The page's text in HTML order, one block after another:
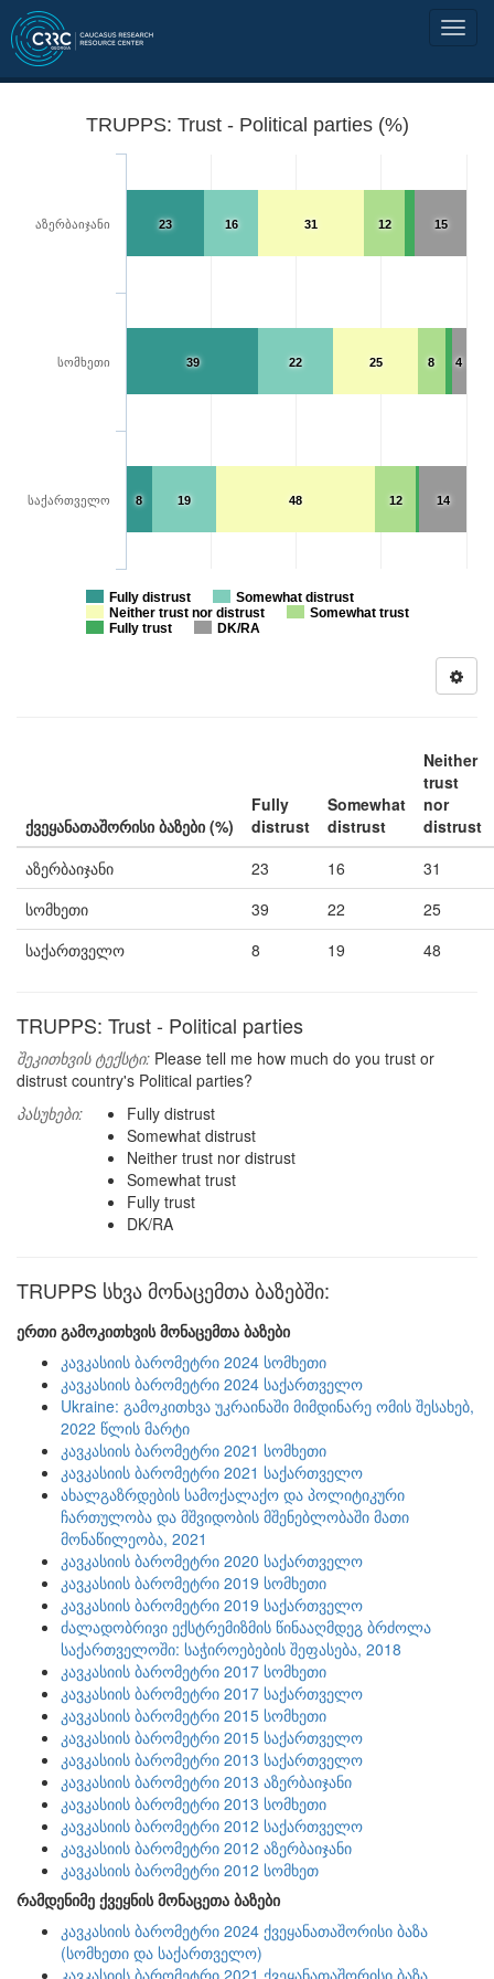
TRUPPS: Trust - Political parties (%)
15
4
14
12
8
12
31
25
48
16
22
19
23
39
8
Fully distrust
Somewhat distrust
Neither trust nor distrust
Somewhat trust
Fully trust
DK/RA
აზერბაიჯანი
სომხეთი
საქართველო
ქვეყანათაშორისი ბაზები (%)
Fully
distrust
Somewhat
distrust
Neither
trust
nor
distrust
აზერბაიჯანი
23 16
31
სომხეთი
39 22
25
საქართველო
8 19 48
TRUPPS: Trust - Political parties
შეკითხვის ტექსტი: Please tell me how much do you trust or
distrust country's Political parties?
პასუხები:
Fully distrust
Somewhat distrust
Neither trust nor distrust
Somewhat trust
Fully trust
DK/RA
TRUPPS სხვა მონაცემთა ბაზებში:
ერთი გამოკითხვის მონაცემთა ბაზები
კავკასიის ბარომეტრი 2024 სომხეთი
კავკასიის ბარომეტრი 2024 საქართველო
Ukraine: გამოკითხვა უკრაინაში მიმდინარე ომის შესახებ,
2022 წლის მარტი
კავკასიის ბარომეტრი 2021 სომხეთი
კავკასიის ბარომეტრი 2021 საქართველო
ახალგაზრდების სამოქალაქო და პოლიტიკური
ჩართულობა და მშვიდობის მშენებლობაში მათი
მონაწილეობა, 2021
კავკასიის ბარომეტრი 2020 საქართველო
კავკასიის ბარომეტრი 2019 სომხეთი
კავკასიის ბარომეტრი 2019 საქართველო
ძალადობრივი ექსტრემიზმის წინააღმდეგ ბრძოლა
საქართველოში: საჭიროებების შეფასება, 2018
კავკასიის ბარომეტრი 2017 სომხეთი
კავკასიის ბარომეტრი 2017 საქართველო
კავკასიის ბარომეტრი 2015 სომხეთი
კავკასიის ბარომეტრი 2015 საქართველო
კავკასიის ბარომეტრი 2013 საქართველო
კავკასიის ბარომეტრი 2013 აზერბაიჯანი
კავკასიის ბარომეტრი 2013 სომხეთი
კავკასიის ბარომეტრი 2012 საქართველო
კავკასიის ბარომეტრი 2012 აზერბაიჯანი
კავკასიის ბარომეტრი 2012 სომხეთ
რამდენიმე ქვეყნის მონაცეთა ბაზები
კავკასიის ბარომეტრი 2024 ქვეყანათაშორისი ბაზა
(სომხეთი და საქართველო)
კავკასიის ბარომეტრი 2021 ქვეყანათაშორისი ბაზა